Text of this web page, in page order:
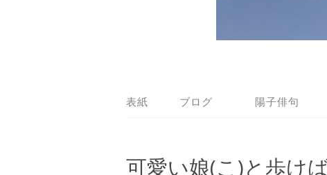
表紙 ブログ 陽子俳句
可愛い娘(こ)と歩け